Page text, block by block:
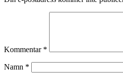
Kommentar *
Namn *